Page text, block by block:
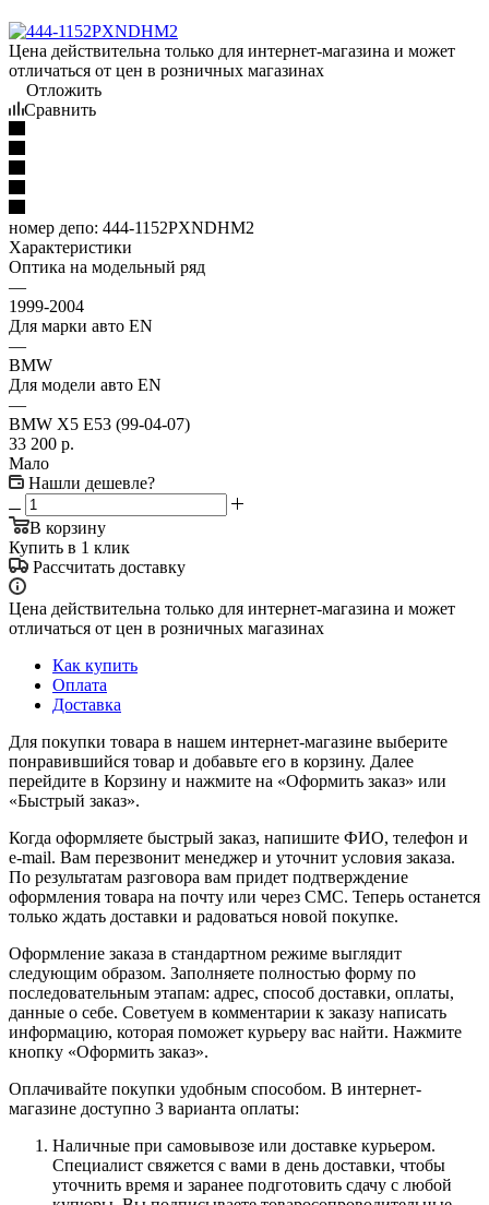
Цена действительна только для интернет-магазина и может
отличаться от цен в розничных магазинах
Отложить
Сравнить
номер депо: 444-1152PXNDHM2
Характеристики
Оптика на модельный ряд
—
1999-2004
Для марки авто EN
—
BMW
Для модели авто EN
—
BMW X5 E53 (99-04-07)
33 200 р.
Мало
Нашли дешевле?
В корзину
Купить в 1 клик
Рассчитать доставку
Цена действительна только для интернет-магазина и может
отличаться от цен в розничных магазинах
Как купить
Оплата
Доставка
Для покупки товара в нашем интернет-магазине выберите
понравившийся товар и добавьте его в корзину. Далее
перейдите в Корзину и нажмите на «Оформить заказ» или
«Быстрый заказ».
Когда оформляете быстрый заказ, напишите ФИО, телефон и
e-mail. Вам перезвонит менеджер и уточнит условия заказа.
По результатам разговора вам придет подтверждение
оформления товара на почту или через СМС. Теперь останется
только ждать доставки и радоваться новой покупке.
Оформление заказа в стандартном режиме выглядит
следующим образом. Заполняете полностью форму по
последовательным этапам: адрес, способ доставки, оплаты,
данные о себе. Советуем в комментарии к заказу написать
информацию, которая поможет курьеру вас найти. Нажмите
кнопку «Оформить заказ».
Оплачивайте покупки удобным способом. В интернет-
магазине доступно 3 варианта оплаты:
Наличные при самовывозе или доставке курьером.
Специалист свяжется с вами в день доставки, чтобы
уточнить время и заранее подготовить сдачу с любой